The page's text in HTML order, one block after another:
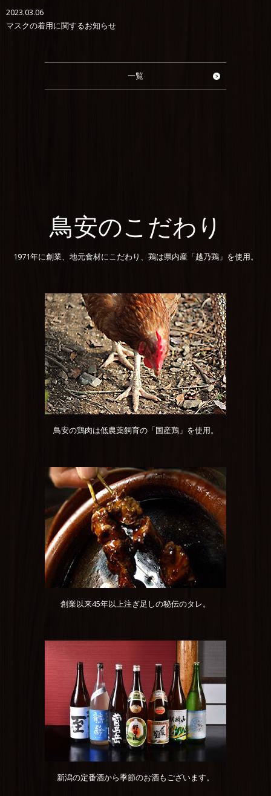
2023.03.06
マスクの着用に関するお知らせ
一覧
鳥安のこだわり
1971年に創業、地元食材にこだわり、鶏は県内産「越乃鶏」を使用。
鳥安の鶏肉は低農薬飼育の「国産鶏」を使用。
創業以来45年以上注ぎ足しの秘伝のタレ。
新潟の定番酒から季節のお酒もございます。